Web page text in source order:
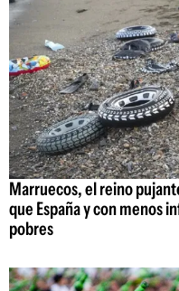
Marruecos, el reino
que España y con menos
pobres